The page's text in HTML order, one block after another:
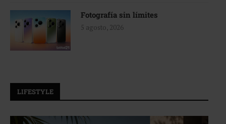
Fotografía sin límites
5 agosto, 2026
LIFESTYLE